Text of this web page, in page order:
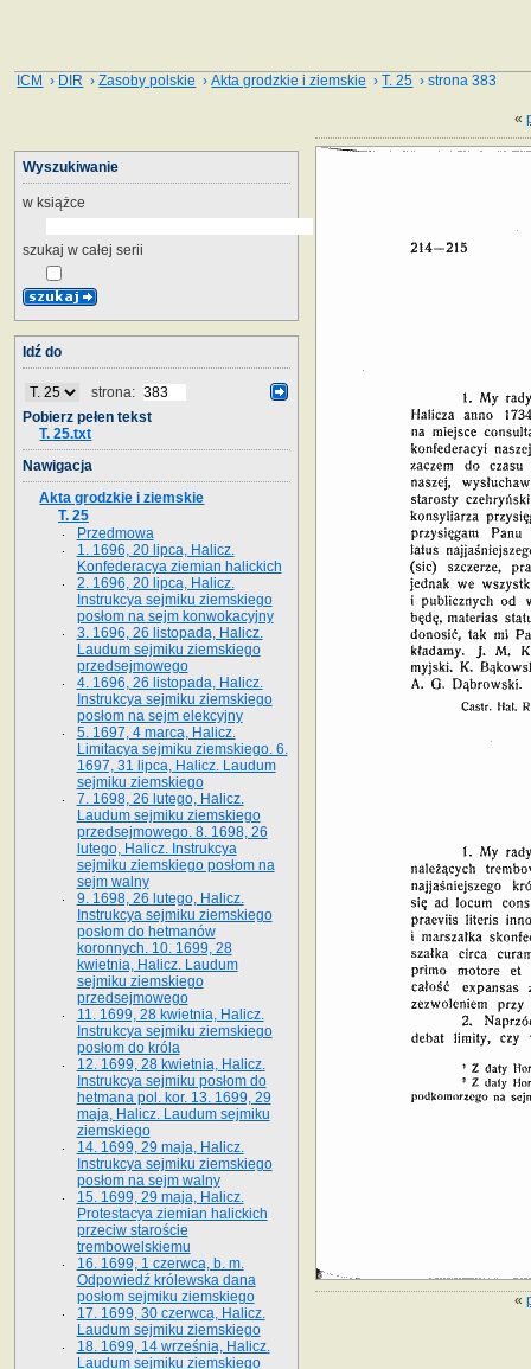
ICM › DIR ›Zasoby polskie ›Akta grodzkie i ziemskie ›T. 25 › strona 383
«
«
Wyszukiwanie
w książce
szukaj w całej serii
Idź do
strona:
Pobierz pełen tekst
T. 25.txt
Nawigacja
Akta grodzkie i ziemskie
T. 25
Przedmowa
1. 1696, 20 lipca, Halicz.
Konfederacya ziemian halickich
2. 1696, 20 lipca, Halicz.
Instrukcya sejmiku ziemskiego
posłom na sejm konwokacyjny
3. 1696, 26 listopada, Halicz.
Laudum sejmiku ziemskiego
przedsejmowego
4. 1696, 26 listopada, Halicz.
Instrukcya sejmiku ziemskiego
posłom na sejm elekcyjny
5. 1697, 4 marca, Halicz.
Limitacya sejmiku ziemskiego. 6.
1697, 31 lipca, Halicz. Laudum
sejmiku ziemskiego
7. 1698, 26 lutego, Halicz.
Laudum sejmiku ziemskiego
przedsejmowego. 8. 1698, 26
lutego, Halicz. Instrukcya
sejmiku ziemskiego posłom na
sejm walny
9. 1698, 26 lutego, Halicz.
Instrukcya sejmiku ziemskiego
posłom do hetmanów
koronnych. 10. 1699, 28
kwietnia, Halicz. Laudum
sejmiku ziemskiego
przedsejmowego
11. 1699, 28 kwietnia, Halicz.
Instrukcya sejmiku ziemskiego
posłom do króla
12. 1699, 28 kwietnia, Halicz.
Instrukcya sejmiku posłom do
hetmana pol. kor. 13. 1699, 29
maja, Halicz. Laudum sejmiku
ziemskiego
14. 1699, 29 maja, Halicz.
Instrukcya sejmiku ziemskiego
posłom na sejm walny
15. 1699, 29 maja, Halicz.
Protestacya ziemian halickich
przeciw staroście
trembowelskiemu
16. 1699, 1 czerwca, b. m.
Odpowiedź królewska dana
posłom sejmiku ziemskiego
17. 1699, 30 czerwca, Halicz.
Laudum sejmiku ziemskiego
18. 1699, 14 września, Halicz.
Laudum sejmiku ziemskiego